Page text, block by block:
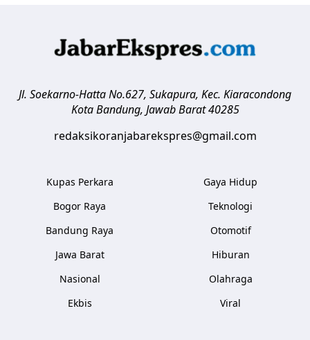
Jl. Soekarno-Hatta No.627, Sukapura, Kec. Kiaracondong
Kota Bandung, Jawab Barat 40285
redaksikoranjabarekspres@gmail.com
Kupas Perkara
Bogor Raya
Bandung Raya
Jawa Barat
Nasional
Ekbis
Gaya Hidup
Teknologi
Otomotif
Hiburan
Olahraga
Viral